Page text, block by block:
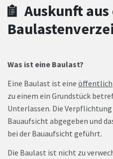
Auskunft aus
Was ist eine Baulast?
Eine Baulast ist eine öffentlich
zu einem ein Grundstück
Unterlassen. Die
Bauaufsicht abgegeben und
bei der Bauaufsicht geführt.
Die Baulast ist nicht zu